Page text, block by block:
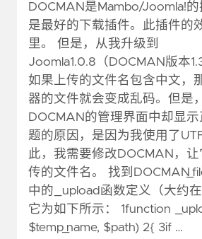
DOCMAN是Mambo/Joomla!
是最好的下载插件。此插件的
里。 但是，从我升级到
Joomla1.0.8（DOCMAN版本
如果上传的文件名包含中文，
器的文件就会变成乱码。但是
DOCMAN的管理界面中却显示
题的原因，是因为我使用了
此，我需要修改DOCMAN，
传的文件名。 找到
中的_upload函数定义（大约
它为如下所示： 1function
$temp_name, $path) 2{ 3if …